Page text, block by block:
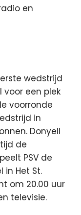
en
wedstrijd
voor een plek
voorronde
in
Donyell
de
PSV de
in Het St.
om 20.00 uur
televisie.